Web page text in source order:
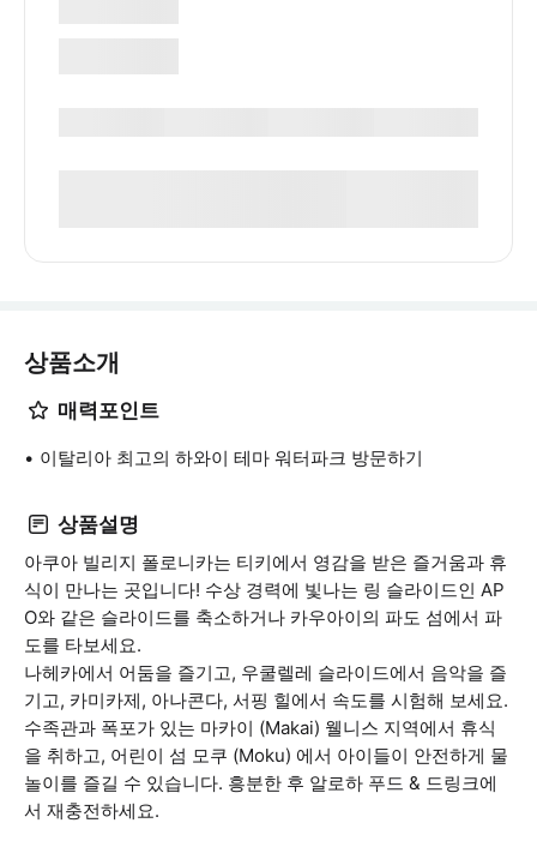
상품소개
매력포인트
이탈리아 최고의 하와이 테마 워터파크 방문하기
상품설명
아쿠아 빌리지 폴로니카는 티키에서 영감을 받은 즐거움과 휴
식이 만나는 곳입니다! 수상 경력에 빛나는 링 슬라이드인 AP
O와 같은 슬라이드를 축소하거나 카우아이의 파도 섬에서 파
도를 타보세요.
나헤카에서 어둠을 즐기고, 우쿨렐레 슬라이드에서 음악을 즐
기고, 카미카제, 아나콘다, 서핑 힐에서 속도를 시험해 보세요.
수족관과 폭포가 있는 마카이 (Makai) 웰니스 지역에서 휴식
을 취하고, 어린이 섬 모쿠 (Moku) 에서 아이들이 안전하게 물
놀이를 즐길 수 있습니다. 흥분한 후 알로하 푸드 & 드링크에
서 재충전하세요.